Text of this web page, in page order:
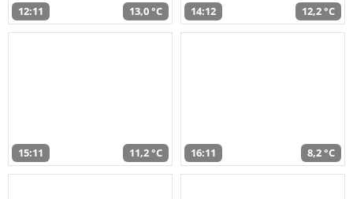
12:11 13,0 °C 14:12 12,2 °C
15:11 11,2 °C 16:11 8,2 °C